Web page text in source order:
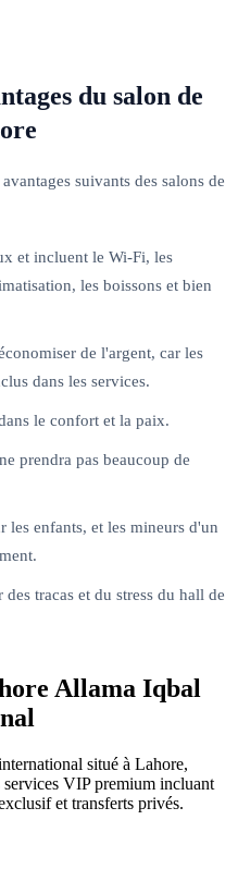
du salon de
suivants des salons de
et incluent le Wi-Fi, les
les boissons et bien
de l'argent, car les
dans les services.
le confort et la paix.
prendra pas beaucoup de
les enfants, et les mineurs d'un
tracas et du stress du hall de
Allama Iqbal
situé à Lahore,
services VIP premium incluant
et transferts privés.